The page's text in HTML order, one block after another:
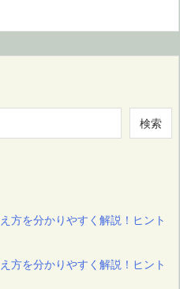
検索
方を分かりやすく解説！ヒント
方を分かりやすく解説！ヒント